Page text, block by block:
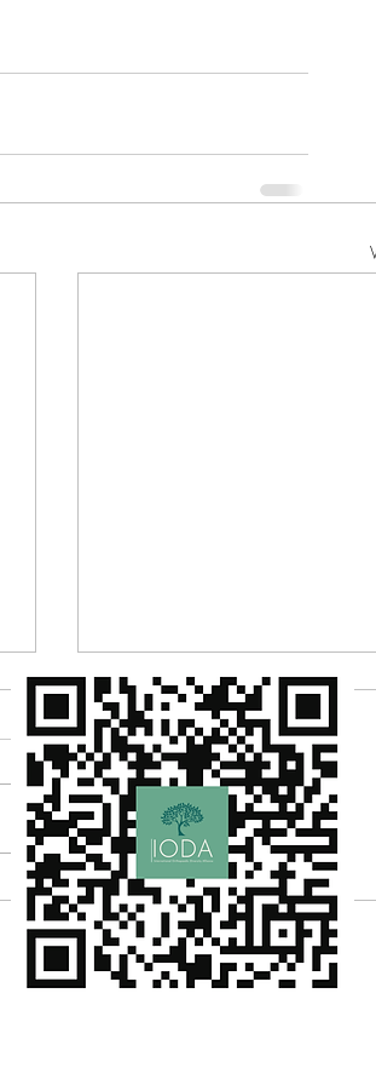
Webinar en español:
Importancia de la mentoría y
el liderazgo en la formación
académica en Ortopedia